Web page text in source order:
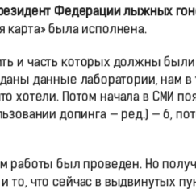
Федерации лыжных
карта» была исполнена.
и часть которых должны были
данные лаборатории, нам в
хотели. Потом начала в СМИ
допинга — ред.) — 6,
работы был проведен. Но
то, что сейчас в выдвинутых